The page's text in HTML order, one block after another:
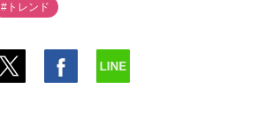
#トレンド